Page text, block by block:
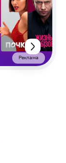
Реклама